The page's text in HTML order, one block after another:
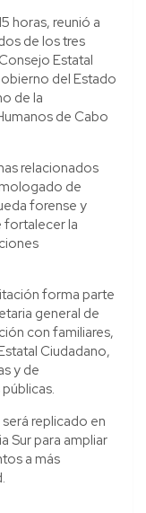
horas, reunió a
de los tres
Estatal
del Estado
de la
de Cabo
relacionados
de
forense y
fortalecer la
forma parte
general de
con familiares,
Ciudadano,
y de
replicado en
Sur para ampliar
a más